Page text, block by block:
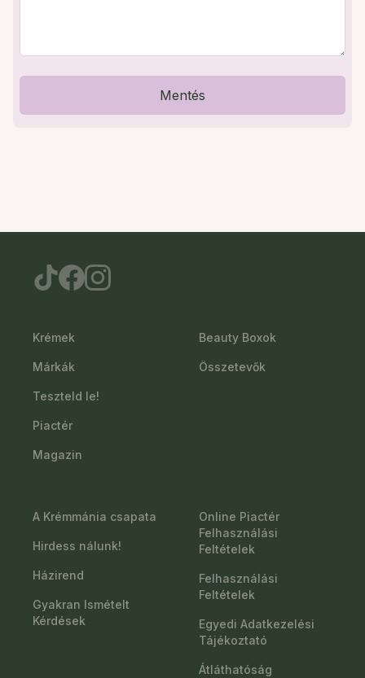
Mentés
Krémek
Márkák
Teszteld le!
Piactér
Magazin
Beauty Boxok
Összetevők
A Krémmánia csapata
Hirdess nálunk!
Házirend
Gyakran Ismételt
Kérdések
Online Piactér
Felhasználási
Feltételek
Felhasználási
Feltételek
Egyedi Adatkezelési
Tájékoztató
Átláthatóság